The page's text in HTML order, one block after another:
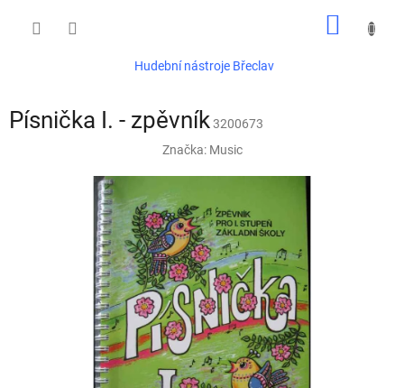
Hudební nástroje Břeclav
Písnička I. - zpěvník3200673
Značka: Music